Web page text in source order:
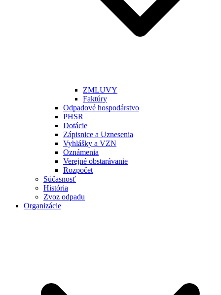
ZMLUVY
Faktúry
Odpadové hospodárstvo
PHSR
Dotácie
Zápisnice a Uznesenia
Vyhlášky a VZN
Oznámenia
Verejné obstarávanie
Rozpočet
Súčasnosť
História
Zvoz odpadu
Organizácie